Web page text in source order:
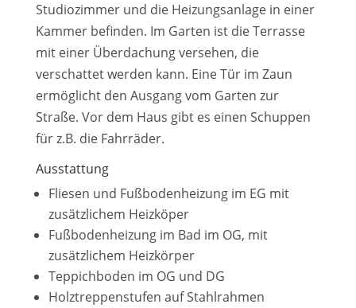
Studiozimmer und die Heizungsanlage in einer
Kammer befinden. Im Garten ist die Terrasse
mit einer Überdachung versehen, die
verschattet werden kann. Eine Tür im Zaun
ermöglicht den Ausgang vom Garten zur
Straße. Vor dem Haus gibt es einen Schuppen
für z.B. die Fahrräder.
Ausstattung
Fliesen und Fußbodenheizung im EG mit
zusätzlichem Heizköper
Fußbodenheizung im Bad im OG, mit
zusätzlichem Heizkörper
Teppichboden im OG und DG
Holztreppenstufen auf Stahlrahmen